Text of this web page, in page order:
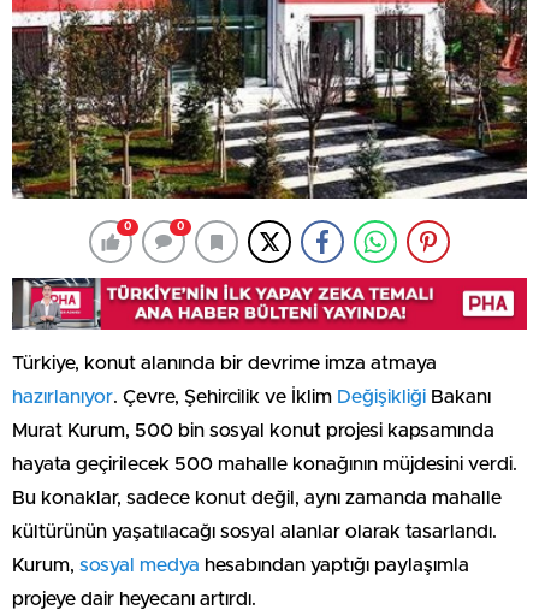
0 0
Türkiye, konut alanında bir devrime imza atmaya
hazırlanıyor. Çevre, Şehircilik ve İklim Değişikliği Bakanı
Murat Kurum, 500 bin sosyal konut projesi kapsamında
hayata geçirilecek 500 mahalle konağının müjdesini verdi.
Bu konaklar, sadece konut değil, aynı zamanda mahalle
kültürünün yaşatılacağı sosyal alanlar olarak tasarlandı.
Kurum, sosyal medya hesabından yaptığı paylaşımla
projeye dair heyecanı artırdı.